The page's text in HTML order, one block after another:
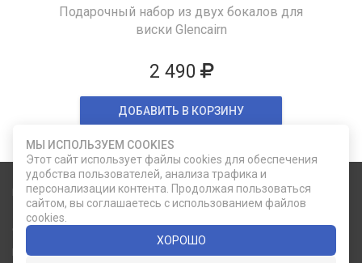
Подарочный набор из двух бокалов для
виски Glencairn
2 490
ДОБАВИТЬ В КОРЗИНУ
Карта сайта
О КОМПАНИИ
КАТАЛОГ
НОВОСТИ
Социальные сети
МЫ ИСПОЛЬЗУЕМ COOKIES
Этот сайт использует файлы cookies для обеспечения
удобства пользователей, анализа трафика и
персонализации контента. Продолжая пользоваться
сайтом, вы соглашаетесь с использованием файлов
cookies.
ХОРОШО